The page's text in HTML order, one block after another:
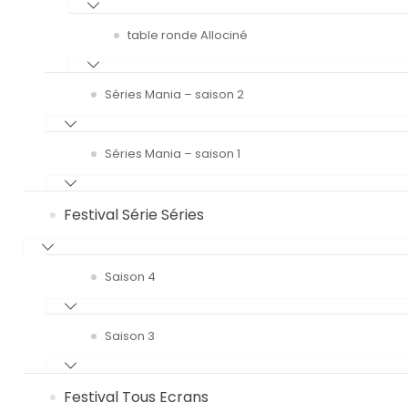
table ronde Allociné
Séries Mania – saison 2
Séries Mania – saison 1
Festival Série Séries
Saison 4
Saison 3
Festival Tous Ecrans